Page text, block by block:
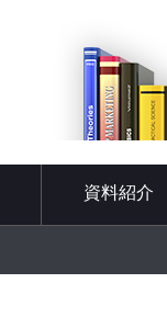
資料紹介